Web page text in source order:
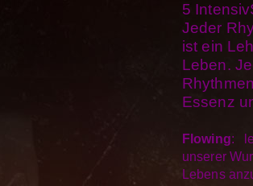
5
Jeder
ist ein
Leben.
Essenz
Flowing:
unserer
Lebens